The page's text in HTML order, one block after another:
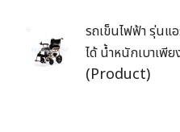
รถเข็นไฟฟ้า รุ่น
ได้ น้ำหนักเบาเพี
(Product)